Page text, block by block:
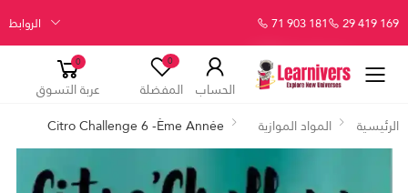
29 419 169
71 903 181 الروابط
الحساب
0
المفضلة
0
عربة التسوق
الرئيسية
المواد الموازية Citro Challenge 6 -ème Année